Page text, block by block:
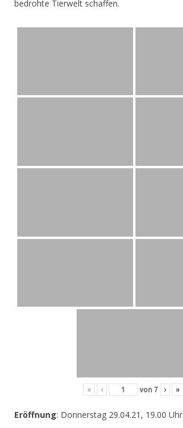
bedrohte Tierwelt schaffen.
« ‹ von 7 › »
Eröffnung: Donnerstag 29.04.21, 19.00 Uhr